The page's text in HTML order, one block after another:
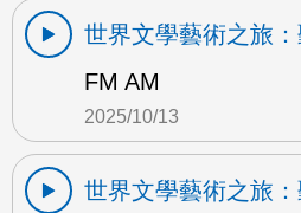
世界文學藝術之旅
FM AM
2025/10/13
世界文學藝術之旅